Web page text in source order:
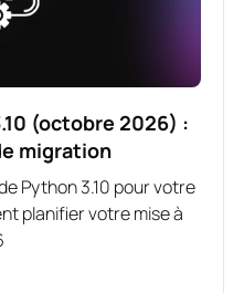
(octobre 2026) :
migration
Python 3.10 pour votre
planifier votre mise à